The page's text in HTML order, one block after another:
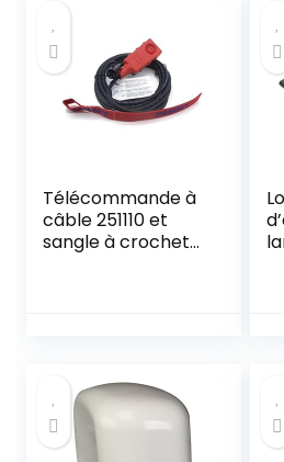
Weather-
Resistant, High
Grip Lock
Télécommande à
câble 251110 et
sangle à crochet